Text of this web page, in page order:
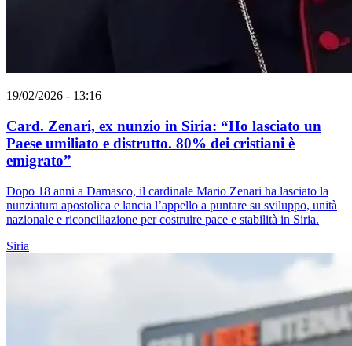
19/02/2026 - 13:16
Card. Zenari, ex nunzio in Siria: “Ho lasciato un
Paese umiliato e distrutto. 80% dei cristiani è
emigrato”
Dopo 18 anni a Damasco, il cardinale Mario Zenari ha lasciato la
nunziatura apostolica e lancia l’appello a puntare su sviluppo, unità
nazionale e riconciliazione per costruire pace e stabilità in Siria.
Siria